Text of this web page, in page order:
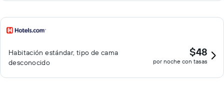
Habitación estándar, tipo de cama
desconocido
$48
por noche con tasas